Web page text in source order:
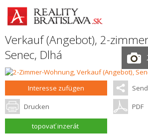
Verkauf (Angebot), 2-
Senec, Dlhá
Interesse zufügen
Drucken PDF
topovať inzerát